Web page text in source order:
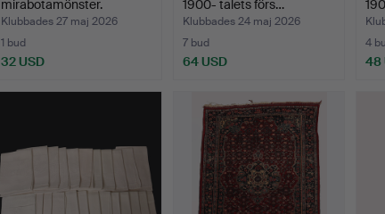
mirabotamönster.
Klubbades 27 maj 2026
1 bud
32 USD
1900- talets förs…
Klubbades 24 maj 2026
7 bud
64 USD
4
48